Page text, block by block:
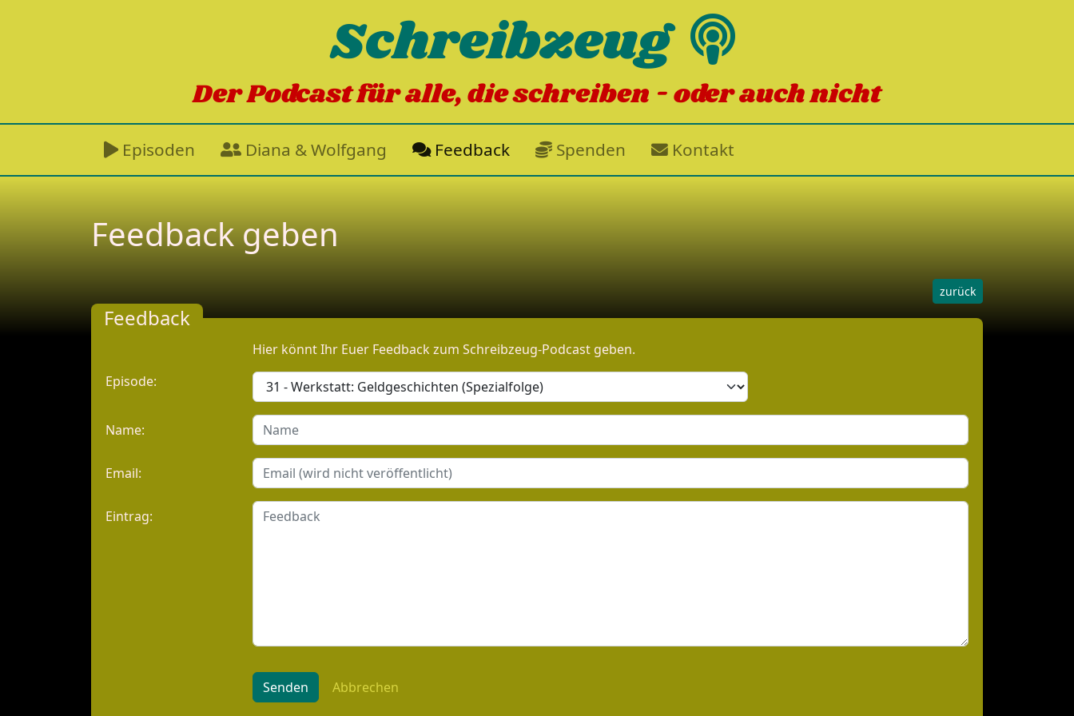
Schreibzeug
Der Podcast für alle, die schreiben - oder auch nicht
Episoden Diana & Wolfgang Feedback Spenden Kontakt
Feedback geben
zurück
Feedback
Hier könnt Ihr Euer Feedback zum Schreibzeug-Podcast geben.
Episode:
Name:
Email:
Eintrag:
Senden Abbrechen